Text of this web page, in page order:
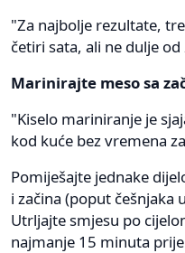
"Za najbolje rezultate,
četiri sata, ali ne dulje
Marinirajte meso sa
"Kiselo mariniranje je
kod kuće bez vremena
Pomiješajte jednake
i začina (poput češnjaka
Utrljajte smjesu po
najmanje 15 minuta